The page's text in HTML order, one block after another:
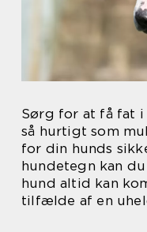
Sørg for at få fat
så hurtigt som
for din hunds
hundetegn kan
hund altid kan
tilfælde af en